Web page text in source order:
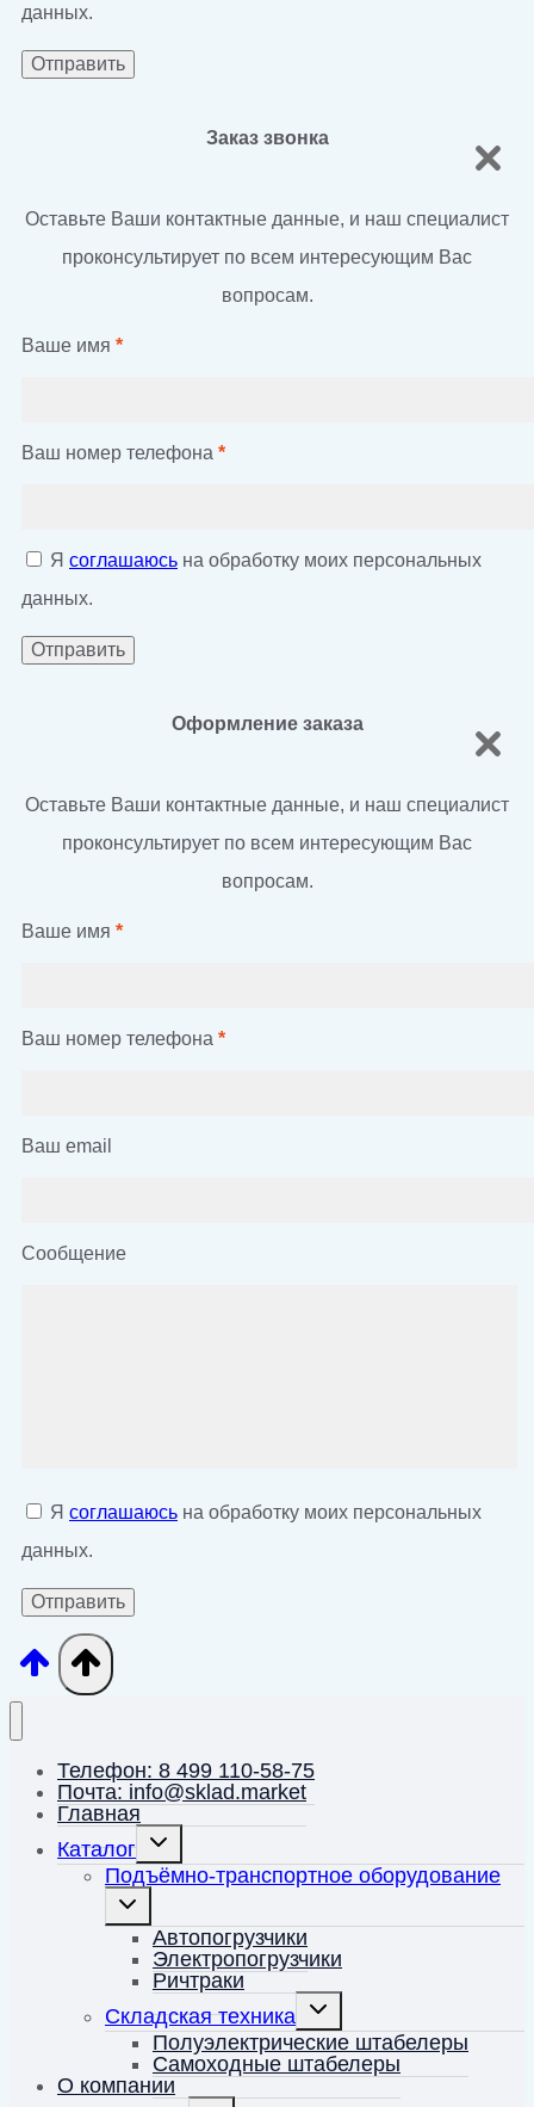
данных.
Заказ звонка
Оставьте Ваши контактные данные, и наш специалист
проконсультирует по всем интересующим Вас
вопросам.
Ваше имя *
Ваш номер телефона *
Я соглашаюсь на обработку моих персональных
данных.
Оформление заказа
Оставьте Ваши контактные данные, и наш специалист
проконсультирует по всем интересующим Вас
вопросам.
Ваше имя *
Ваш номер телефона *
Ваш email
Сообщение
Я соглашаюсь на обработку моих персональных
данных.
Телефон: 8 499 110-58-75
Почта: info@sklad.market
Главная
Каталог
Переключить
дочернее
меню
Подъёмно-транспортное оборудование
Переключить
дочернее
менюАвтопогрузчики
Электропогрузчики
Ричтраки
Складская техника
Переключить
дочернее
меню
Полуэлектрические штабелеры
Самоходные штабелеры
О компании